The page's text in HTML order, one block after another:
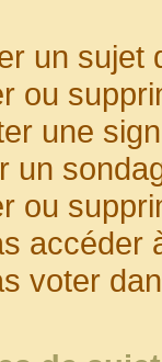
un sujet
ou
une
un
ou
accéder
voter